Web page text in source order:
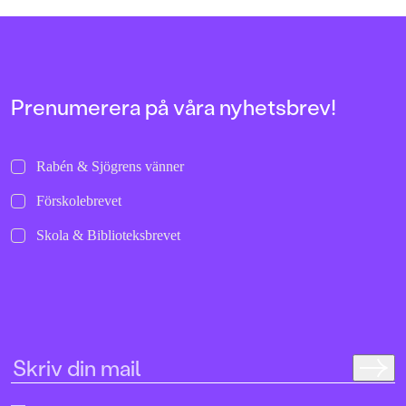
Prenumerera på våra nyhetsbrev!
Rabén & Sjögrens vänner
Förskolebrevet
Skola & Biblioteksbrevet